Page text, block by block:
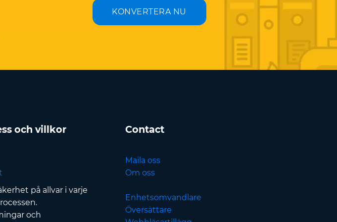
KONVERTERA NU
och villkor
på allvar i varje
och
Contact
Maila oss
Om oss
Enhetsomvandlare
Översättare